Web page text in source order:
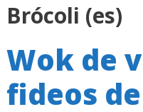
Brócoli (es)
Wok de
fideos